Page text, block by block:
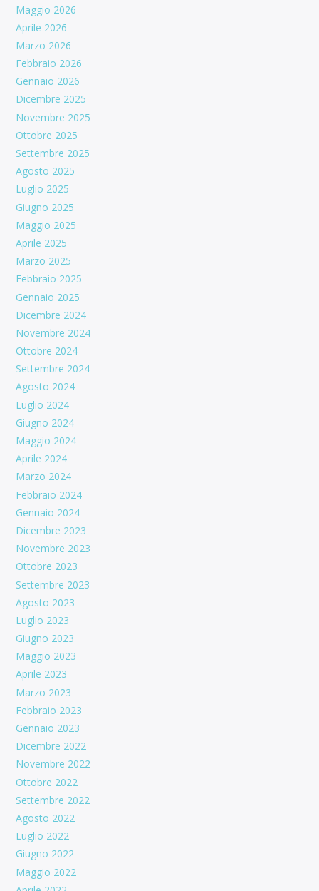
Maggio 2026
Aprile 2026
Marzo 2026
Febbraio 2026
Gennaio 2026
Dicembre 2025
Novembre 2025
Ottobre 2025
Settembre 2025
Agosto 2025
Luglio 2025
Giugno 2025
Maggio 2025
Aprile 2025
Marzo 2025
Febbraio 2025
Gennaio 2025
Dicembre 2024
Novembre 2024
Ottobre 2024
Settembre 2024
Agosto 2024
Luglio 2024
Giugno 2024
Maggio 2024
Aprile 2024
Marzo 2024
Febbraio 2024
Gennaio 2024
Dicembre 2023
Novembre 2023
Ottobre 2023
Settembre 2023
Agosto 2023
Luglio 2023
Giugno 2023
Maggio 2023
Aprile 2023
Marzo 2023
Febbraio 2023
Gennaio 2023
Dicembre 2022
Novembre 2022
Ottobre 2022
Settembre 2022
Agosto 2022
Luglio 2022
Giugno 2022
Maggio 2022